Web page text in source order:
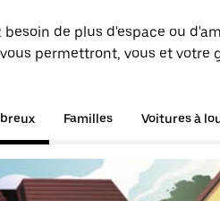
besoin de plus d'espace ou
permettront, vous et votre
Familles Voitures à